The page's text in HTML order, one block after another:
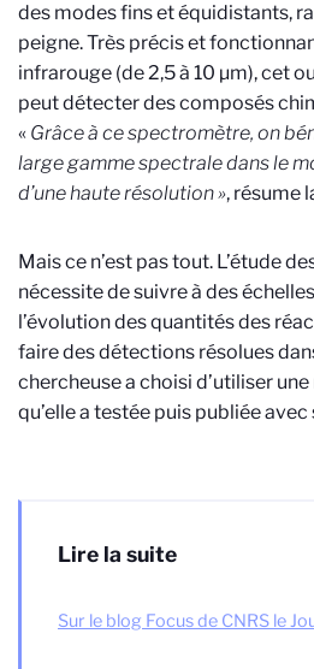
des modes fins et équidistants,
peigne. Très précis et
infrarouge (de 2,5 à 10 µm), cet
peut détecter des composés
« Grâce à ce spectromètre, on
large gamme spectrale dans le
d’une haute résolution », résume
Mais ce n’est pas tout. L’étude
nécessite de suivre à des
l’évolution des quantités des
faire des détections résolues
chercheuse a choisi d’utiliser
qu’elle a testée puis publiée
Lire la suite
Sur le blog Focus de CNRS le